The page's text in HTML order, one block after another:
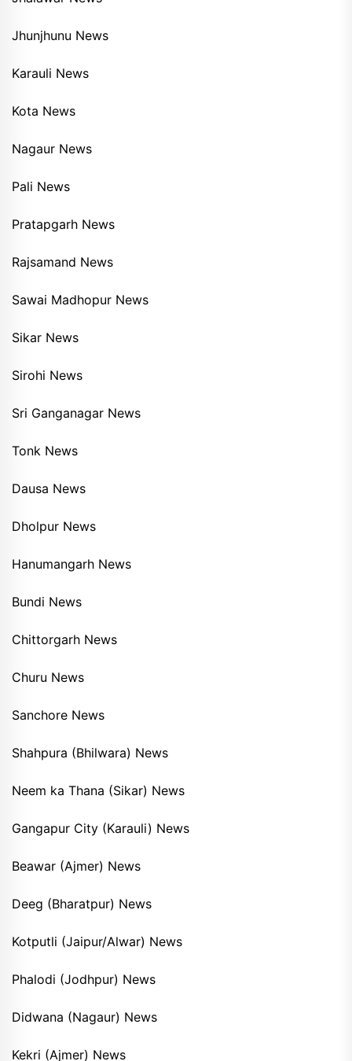
Jhunjhunu News
Karauli News
Kota News
Nagaur News
Pali News
Pratapgarh News
Rajsamand News
Sawai Madhopur News
Sikar News
Sirohi News
Sri Ganganagar News
Tonk News
Dausa News
Dholpur News
Hanumangarh News
Bundi News
Chittorgarh News
Churu News
Sanchore News
Shahpura (Bhilwara) News
Neem ka Thana (Sikar) News
Gangapur City (Karauli) News
Beawar (Ajmer) News
Deeg (Bharatpur) News
Kotputli (Jaipur/Alwar) News
Phalodi (Jodhpur) News
Didwana (Nagaur) News
Kekri (Ajmer) News